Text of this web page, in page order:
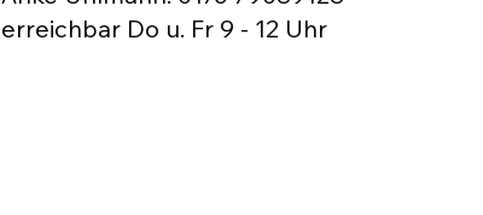
erreichbar Do u. Fr 9 - 12 Uhr